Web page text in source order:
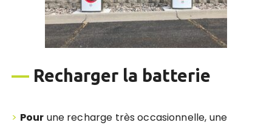
— Recharger la batterie
> Pour une recharge très occasionnelle, une